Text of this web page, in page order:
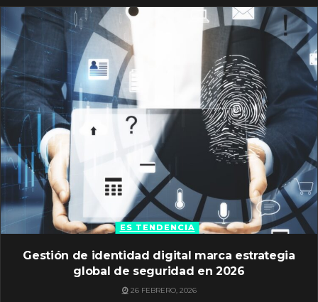
ES TENDENCIA
Gestión de identidad digital marca estrategia
global de seguridad en 2026
26 FEBRERO, 2026